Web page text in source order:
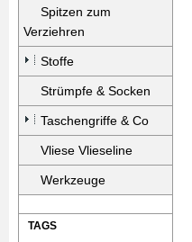
Spitzen zum
Verziehren
Stoffe
Strümpfe & Socken
Taschengriffe & Co
Vliese Vlieseline
Werkzeuge
TAGS